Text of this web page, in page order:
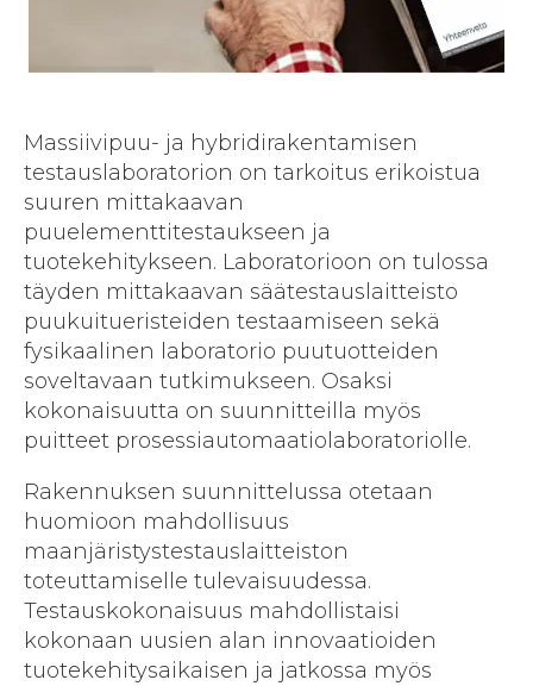
Massiivipuu- ja hybridirakentamisen
testauslaboratorion on tarkoitus erikoistua
suuren mittakaavan
puuelementtitestaukseen ja
tuotekehitykseen. Laboratorioon on tulossa
täyden mittakaavan säätestauslaitteisto
puukuitueristeiden testaamiseen sekä
fysikaalinen laboratorio puutuotteiden
soveltavaan tutkimukseen. Osaksi
kokonaisuutta on suunnitteilla myös
puitteet prosessiautomaatiolaboratoriolle.
Rakennuksen suunnittelussa otetaan
huomioon mahdollisuus
maanjäristystestauslaitteiston
toteuttamiselle tulevaisuudessa.
Testauskokonaisuus mahdollistaisi
kokonaan uusien alan innovaatioiden
tuotekehitysaikaisen ja jatkossa myös